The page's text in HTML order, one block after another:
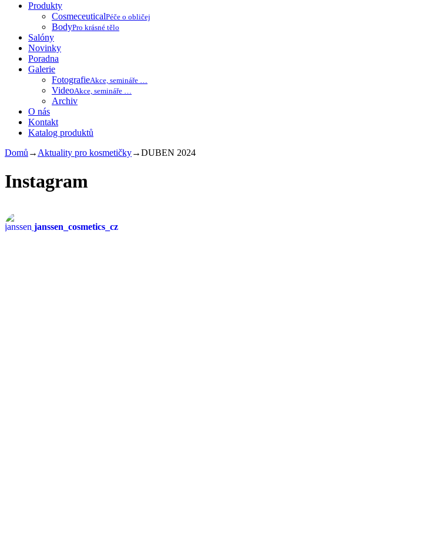
Produkty
CosmeceuticalPéče o obličej
BodyPro krásné tělo
Salóny
Novinky
Poradna
Galerie
FotografieAkce, semináře …
VideoAkce, semináře …
Archiv
O nás
Kontakt
Katalog produktů
Domů → Aktuality pro kosmetičky→DUBEN 2024
Instagram
janssen_cosmetics_cz